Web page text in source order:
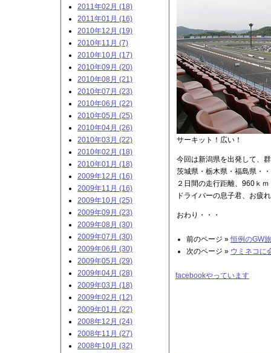
サーキット！広い！
今回は新潟県を出発して、
茨城県・栃木県・福島県・
２日間の走行距離、960ｋ
ドライバーの息子君、お疲
おわり・・・
前のページ »恒例のGW
次のページ » ウミネコに
facebookやっています
2011年02月 (18)
2011年01月 (16)
2010年12月 (19)
2010年11月 (7)
2010年10月 (17)
2010年09月 (20)
2010年08月 (21)
2010年07月 (23)
2010年06月 (22)
2010年05月 (25)
2010年04月 (26)
2010年03月 (22)
2010年02月 (18)
2010年01月 (18)
2009年12月 (16)
2009年11月 (16)
2009年10月 (25)
2009年09月 (23)
2009年08月 (30)
2009年07月 (30)
2009年06月 (30)
2009年05月 (29)
2009年04月 (28)
2009年03月 (18)
2009年02月 (12)
2009年01月 (22)
2008年12月 (24)
2008年11月 (27)
2008年10月 (32)